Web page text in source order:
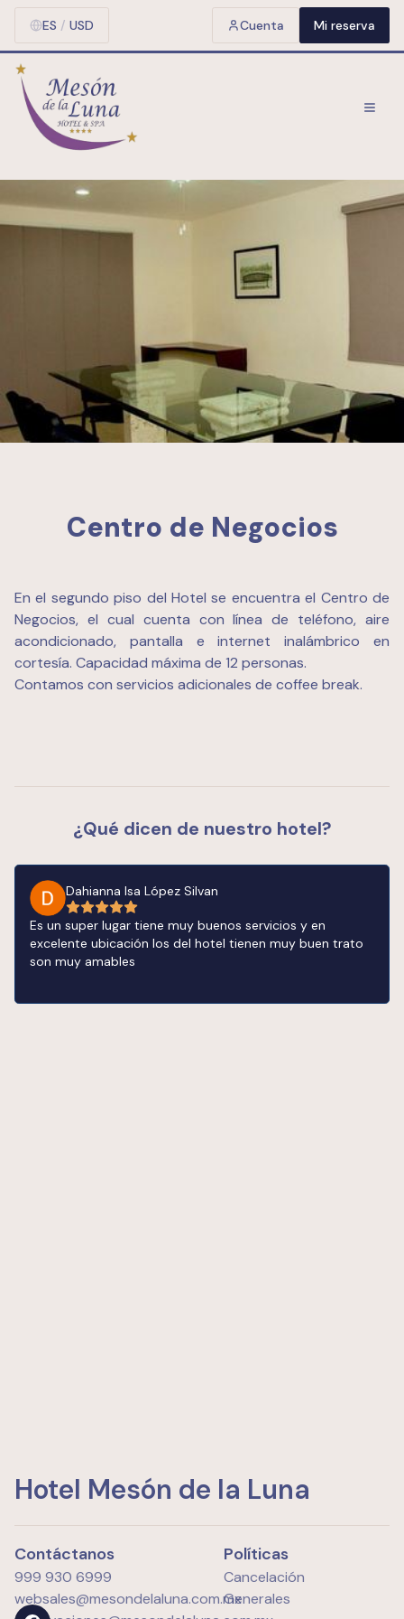
ES / USD Cuenta Mi reserva
Centro de Negocios
En el segundo piso del Hotel se encuentra el Centro de
Negocios, el cual cuenta con línea de teléfono, aire
acondicionado, pantalla e internet inalámbrico en
cortesía. Capacidad máxima de 12 personas.
Contamos con servicios adicionales de coffee break.
¿Qué dicen de nuestro hotel?
Dahianna Isa López Silvan
Es un super lugar tiene muy buenos servicios y en
excelente ubicación los del hotel tienen muy buen trato
son muy amables
Hotel Mesón de la Luna
Contáctanos
999 930 6999
websales@mesondelaluna.com.mx
Políticas
Cancelación
Generales